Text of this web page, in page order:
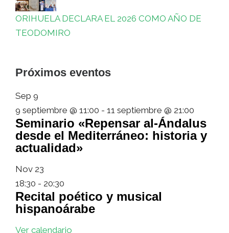
ORIHUELA DECLARA EL 2026 COMO AÑO DE
TEODOMIRO
Próximos eventos
Sep 9
9 septiembre @ 11:00 - 11 septiembre @ 21:00
Seminario «Repensar al-Ándalus
desde el Mediterráneo: historia y
actualidad»
Nov 23
18:30 - 20:30
Recital poético y musical
hispanoárabe
Ver calendario